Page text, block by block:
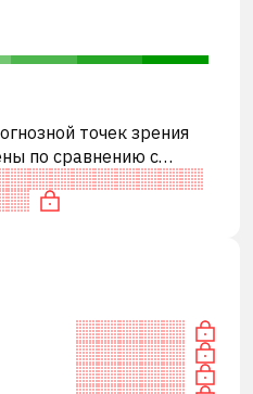
точек зрения
по сравнению с
акция компании